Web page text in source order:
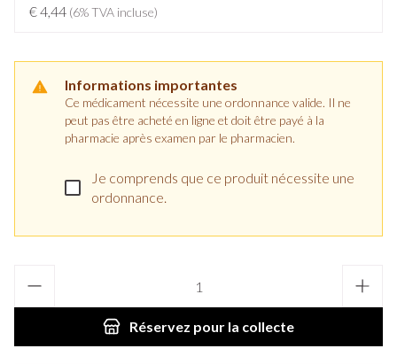
€ 4,44 (6% TVA incluse)
Informations importantes
Ce médicament nécessite une ordonnance valide. Il ne
peut pas être acheté en ligne et doit être payé à la
pharmacie après examen par le pharmacien.
Je comprends que ce produit nécessite une
ordonnance.
Réservez pour la collecte